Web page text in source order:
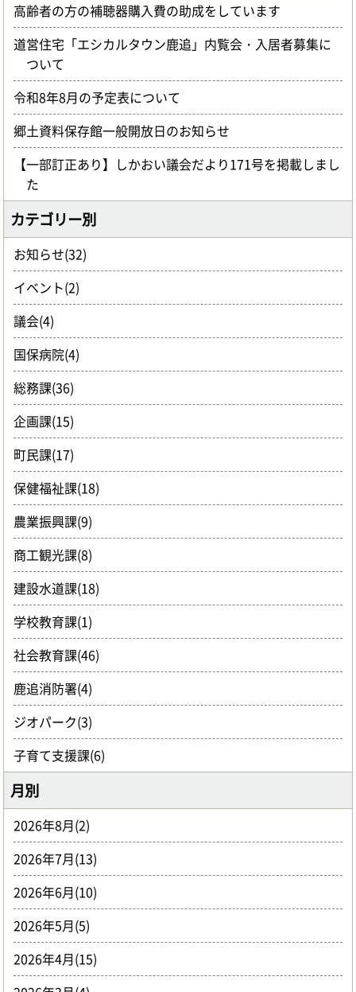
高齢者の方の補聴器購入費の助成をしています
道営住宅「エシカルタウン鹿追」内覧会・入居者募集に
ついて
令和8年8月の予定表について
郷土資料保存館一般開放日のお知らせ
【一部訂正あり】しかおい議会だより171号を掲載しまし
た
カテゴリー別
お知らせ(32)
イベント(2)
議会(4)
国保病院(4)
総務課(36)
企画課(15)
町民課(17)
保健福祉課(18)
農業振興課(9)
商工観光課(8)
建設水道課(18)
学校教育課(1)
社会教育課(46)
鹿追消防署(4)
ジオパーク(3)
子育て支援課(6)
月別
2026年8月(2)
2026年7月(13)
2026年6月(10)
2026年5月(5)
2026年4月(15)